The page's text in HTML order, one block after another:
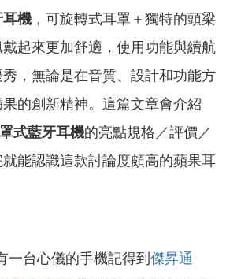
耳機 ，可旋轉式耳罩＋獨特的頭梁
起來更加舒適，使用功能與續航
，無論是在音質、設計和功能方
的創新精神。這篇文章會介紹
式藍牙耳機的亮點規格／評價／
能認識這款討論度頗高的蘋果耳
台心儀的手機記得到 傑昇通